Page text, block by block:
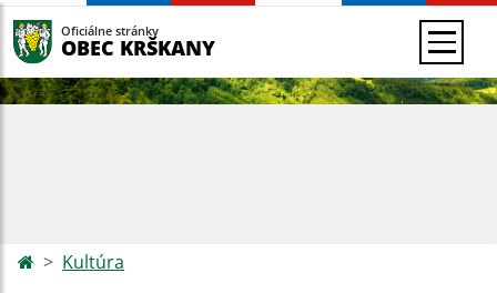
Oficiálne stránky
OBEC KRŠKANY
Kultúra